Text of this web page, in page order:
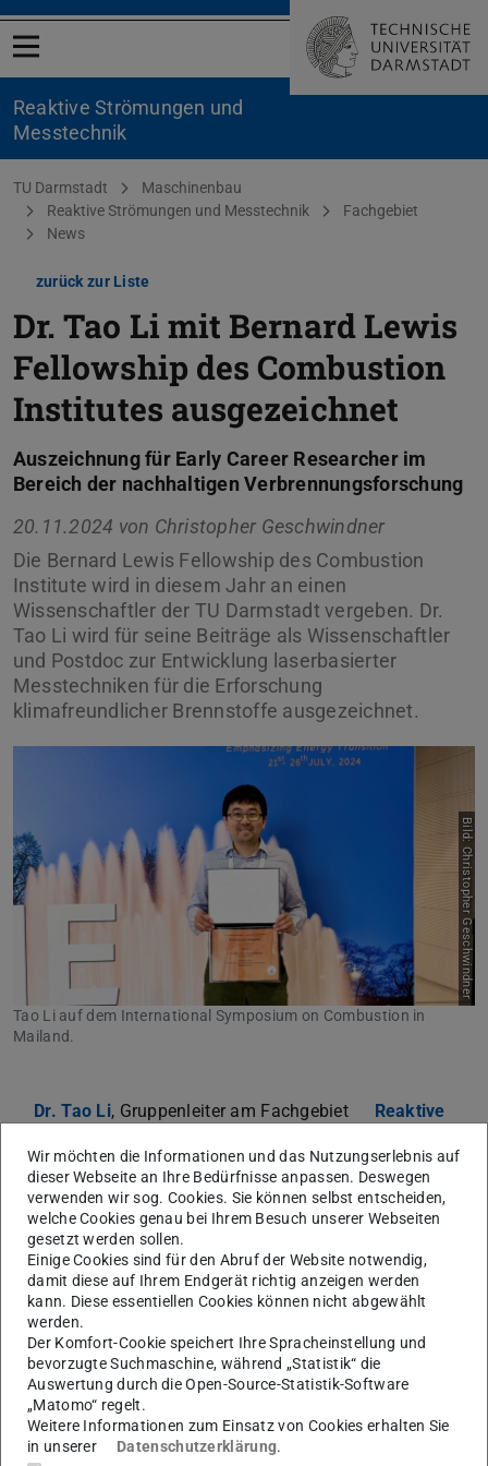
Menü öffnen
Reaktive Strömungen und
Messtechnik
Sie befinden sich hier:
TU Darmstadt
Maschinenbau
Reaktive Strömungen und Messtechnik
Fachgebiet
News
zurück zur Liste
Dr. Tao Li mit Bernard Lewis
Fellowship des Combustion
Institutes ausgezeichnet
Auszeichnung für Early Career Researcher im
Bereich der nachhaltigen Verbrennungsforschung
20.11.2024 von Christopher Geschwindner
Die Bernard Lewis Fellowship des Combustion
Institute wird in diesem Jahr an einen
Wissenschaftler der TU Darmstadt vergeben. Dr.
Tao Li wird für seine Beiträge als Wissenschaftler
und Postdoc zur Entwicklung laserbasierter
Messtechniken für die Erforschung
klimafreundlicher Brennstoffe ausgezeichnet.
Bild: Christopher Geschwindner
Tao Li auf dem International Symposium on Combustion in
Mailand.
Zurück Vor
Dr. Tao Li, Gruppenleiter am Fachgebiet
Reaktive
Universität Darmstadt, ist mit der renommierten Bernard
Lewis Fellowship des Combustion Institute ausgezeichnet
worden. Diese Ehrung würdigt seine herausragenden
Beiträge zur Verbrennungsforschung, insbesondere in der
Weiterentwicklung laserbasierter Diagnostikmethoden
und der Untersuchung nachhaltiger Energieträger.
Die Bernard Lewis Fellowship wird alle zwei Jahre
während des International Symposium on Combustion an
Nachwuchswissenschaftlerinnen und -wissenschaftler
vergeben, die innerhalb von drei Jahren nach ihrer
Promotion stehen. Tao Li erhielt die Auszeichnung
Wir möchten die Informationen und das Nutzungserlebnis auf
dieser Webseite an Ihre Bedürfnisse anpassen. Deswegen
verwenden wir sog. Cookies. Sie können selbst entscheiden,
welche Cookies genau bei Ihrem Besuch unserer Webseiten
gesetzt werden sollen.
Einige Cookies sind für den Abruf der Website notwendig,
damit diese auf Ihrem Endgerät richtig anzeigen werden
kann. Diese essentiellen Cookies können nicht abgewählt
werden.
Der Komfort-Cookie speichert Ihre Spracheinstellung und
bevorzugte Suchmaschine, während „Statistik“ die
Auswertung durch die Open-Source-Statistik-Software
„Matomo“ regelt.
Weitere Informationen zum Einsatz von Cookies erhalten Sie
in unserer
Datenschutzerklärung.